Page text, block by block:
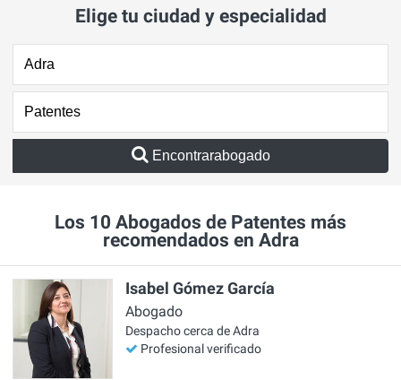
Elige tu ciudad y especialidad
Encontrarabogado
Los 10 Abogados de Patentes más
recomendados en Adra
Isabel Gómez García
Abogado
Despacho cerca de Adra
Profesional verificado